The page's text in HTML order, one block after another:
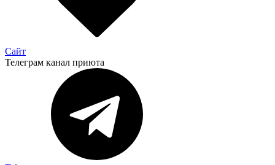
Сайт
Телеграм канал приюта